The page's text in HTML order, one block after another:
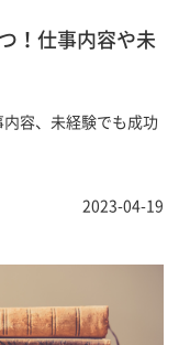
！仕事内容や未
容、未経験でも成功
2023-04-19